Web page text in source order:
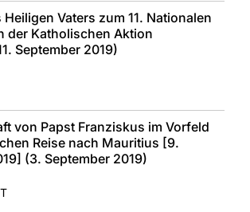
Vaters zum 11. Nationalen
der Katholischen Aktion
September 2019)
von Papst Franziskus im Vorfeld
Reise nach Mauritius [9.
(3. September 2019)